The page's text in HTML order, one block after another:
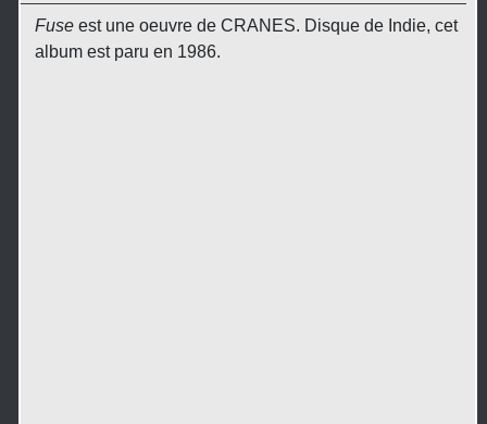
Fuseest une oeuvre de CRANES. Disque de Indie, cet
album est paru en 1986.